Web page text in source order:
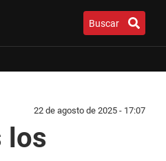
Buscar
22 de agosto de 2025 - 17:07
los